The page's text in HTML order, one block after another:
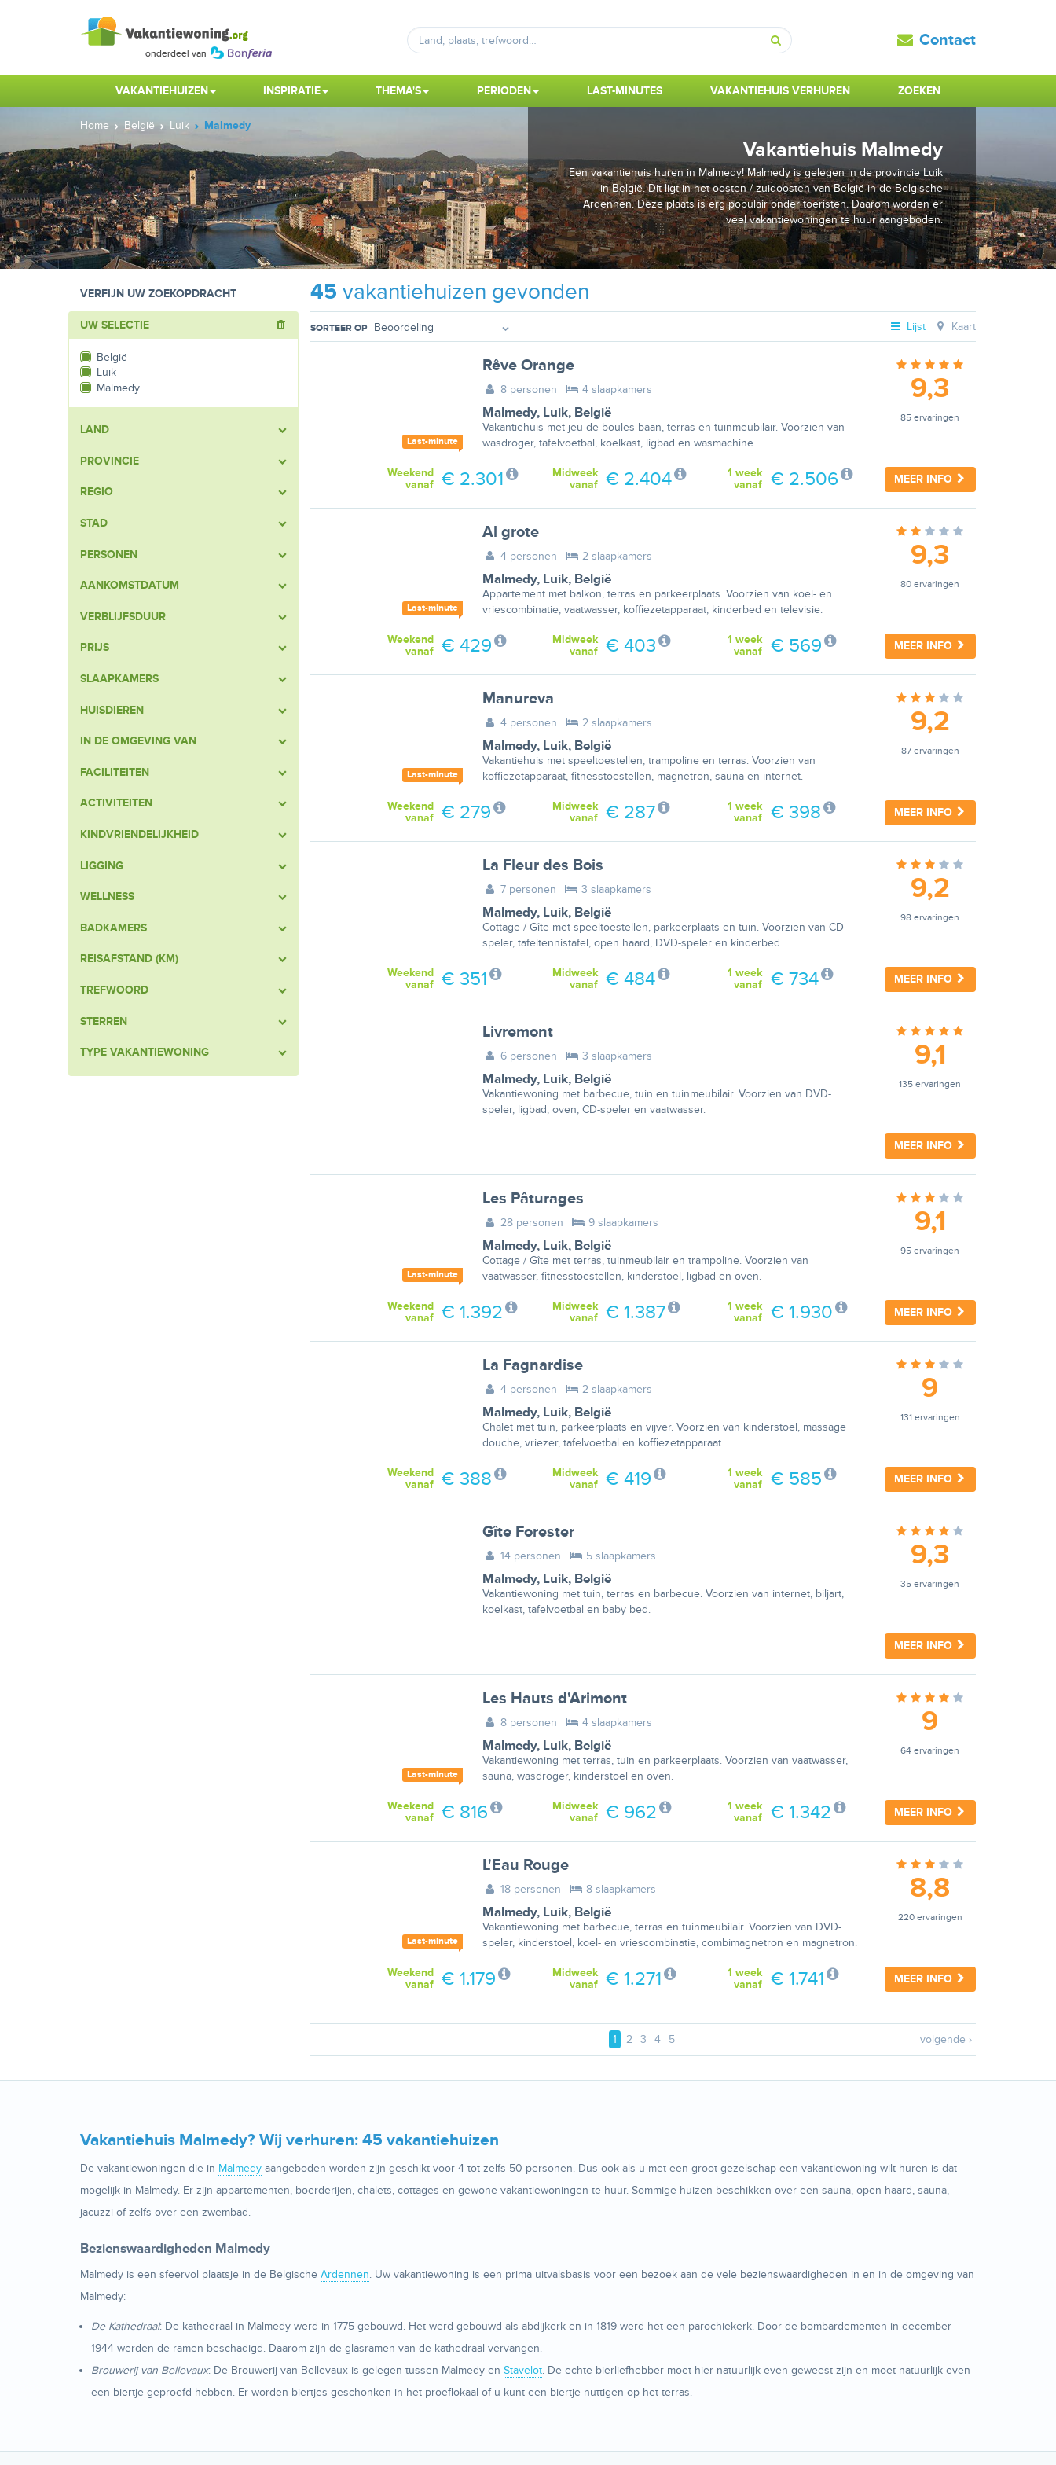
Zoeken
Contact
VAKANTIEHUIZEN INSPIRATIE THEMA'S PERIODEN LAST-MINUTES VAKANTIEHUIS VERHUREN ZOEKEN
Home België Luik Malmedy
Vakantiehuis Malmedy
Een vakantiehuis huren in Malmedy! Malmedy is gelegen in de provincie Luik
in België. Dit ligt in het oosten / zuidoosten van België in de Belgische
Ardennen. Deze plaats is erg populair onder toeristen. Daarom worden er
veel vakantiewoningen te huur aangeboden.
VERFIJN UW ZOEKOPDRACHT 45 vakantiehuizen gevonden
UW SELECTIE
België
Luik
Malmedy
LAND
PROVINCIE
REGIO
STAD
PERSONEN
AANKOMSTDATUM
VERBLIJFSDUUR
PRIJS
SLAAPKAMERS
HUISDIEREN
IN DE OMGEVING VAN
FACILITEITEN
ACTIVITEITEN
KINDVRIENDELIJKHEID
LIGGING
WELLNESS
BADKAMERS
REISAFSTAND (KM)
TREFWOORD
STERREN
TYPE VAKANTIEWONING
SORTEER OP Lijst Kaart
Last-minute
Rêve Orange
8 personen 4 slaapkamers
Malmedy, Luik, België
Vakantiehuis met jeu de boules baan, terras en tuinmeubilair. Voorzien van
wasdroger, tafelvoetbal, koelkast, ligbad en wasmachine.
9,3
85 ervaringen
MEER INFO
1 week
vanaf
€ 2.506
Midweek
vanaf
€ 2.404
Weekend
vanaf
€ 2.301
Last-minute
Al grote
4 personen 2 slaapkamers
Malmedy, Luik, België
Appartement met balkon, terras en parkeerplaats. Voorzien van koel- en
vriescombinatie, vaatwasser, koffiezetapparaat, kinderbed en televisie.
9,3
80 ervaringen
MEER INFO
1 week
vanaf
€ 569
Midweek
vanaf
€ 403
Weekend
vanaf
€ 429
Last-minute
Manureva
4 personen 2 slaapkamers
Malmedy, Luik, België
Vakantiehuis met speeltoestellen, trampoline en terras. Voorzien van
koffiezetapparaat, fitnesstoestellen, magnetron, sauna en internet.
9,2
87 ervaringen
MEER INFO
1 week
vanaf
€ 398
Midweek
vanaf
€ 287
Weekend
vanaf
€ 279
La Fleur des Bois
7 personen 3 slaapkamers
Malmedy, Luik, België
Cottage / Gîte met speeltoestellen, parkeerplaats en tuin. Voorzien van CD-
speler, tafeltennistafel, open haard, DVD-speler en kinderbed.
9,2
98 ervaringen
MEER INFO
1 week
vanaf
€ 734
Midweek
vanaf
€ 484
Weekend
vanaf
€ 351
Livremont
6 personen 3 slaapkamers
Malmedy, Luik, België
Vakantiewoning met barbecue, tuin en tuinmeubilair. Voorzien van DVD-
speler, ligbad, oven, CD-speler en vaatwasser.
9,1
135 ervaringen
MEER INFO
Last-minute
Les Pâturages
28 personen 9 slaapkamers
Malmedy, Luik, België
Cottage / Gîte met terras, tuinmeubilair en trampoline. Voorzien van
vaatwasser, fitnesstoestellen, kinderstoel, ligbad en oven.
9,1
95 ervaringen
MEER INFO
1 week
vanaf
€ 1.930
Midweek
vanaf
€ 1.387
Weekend
vanaf
€ 1.392
La Fagnardise
4 personen 2 slaapkamers
Malmedy, Luik, België
Chalet met tuin, parkeerplaats en vijver. Voorzien van kinderstoel, massage
douche, vriezer, tafelvoetbal en koffiezetapparaat.
9
131 ervaringen
MEER INFO
1 week
vanaf
€ 585
Midweek
vanaf
€ 419
Weekend
vanaf
€ 388
Gîte Forester
14 personen 5 slaapkamers
Malmedy, Luik, België
Vakantiewoning met tuin, terras en barbecue. Voorzien van internet, biljart,
koelkast, tafelvoetbal en baby bed.
9,3
35 ervaringen
MEER INFO
Last-minute
Les Hauts d'Arimont
8 personen 4 slaapkamers
Malmedy, Luik, België
Vakantiewoning met terras, tuin en parkeerplaats. Voorzien van vaatwasser,
sauna, wasdroger, kinderstoel en oven.
9
64 ervaringen
MEER INFO
1 week
vanaf
€ 1.342
Midweek
vanaf
€ 962
Weekend
vanaf
€ 816
Last-minute
L'Eau Rouge
18 personen 8 slaapkamers
Malmedy, Luik, België
Vakantiewoning met barbecue, terras en tuinmeubilair. Voorzien van DVD-
speler, kinderstoel, koel- en vriescombinatie, combimagnetron en magnetron.
8,8
220 ervaringen
MEER INFO
1 week
vanaf
€ 1.741
Midweek
vanaf
€ 1.271
Weekend
vanaf
€ 1.179
1 2 3 4 5 volgende ›
Vakantiehuis Malmedy? Wij verhuren: 45 vakantiehuizen
De vakantiewoningen die in Malmedy aangeboden worden zijn geschikt voor 4 tot zelfs 50 personen. Dus ook als u met een groot gezelschap een vakantiewoning wilt huren is dat
mogelijk in Malmedy. Er zijn appartementen, boerderijen, chalets, cottages en gewone vakantiewoningen te huur. Sommige huizen beschikken over een sauna, open haard, sauna,
jacuzzi of zelfs over een zwembad.
Bezienswaardigheden Malmedy
Malmedy is een sfeervol plaatsje in de Belgische Ardennen. Uw vakantiewoning is een prima uitvalsbasis voor een bezoek aan de vele bezienswaardigheden in en in de omgeving van
Malmedy:
De Kathedraal: De kathedraal in Malmedy werd in 1775 gebouwd. Het werd gebouwd als abdijkerk en in 1819 werd het een parochiekerk. Door de bombardementen in december
1944 werden de ramen beschadigd. Daarom zijn de glasramen van de kathedraal vervangen.
Brouwerij van Bellevaux: De Brouwerij van Bellevaux is gelegen tussen Malmedy en Stavelot. De echte bierliefhebber moet hier natuurlijk even geweest zijn en moet natuurlijk even
een biertje geproefd hebben. Er worden biertjes geschonken in het proeflokaal of u kunt een biertje nuttigen op het terras.